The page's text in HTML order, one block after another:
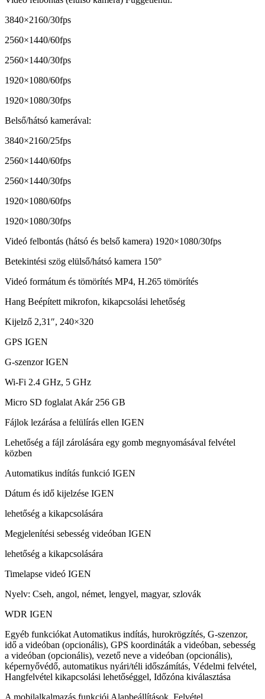
3840×2160/30fps
2560×1440/60fps
2560×1440/30fps
1920×1080/60fps
1920×1080/30fps
Belső/hátsó kamerával:
3840×2160/25fps
2560×1440/60fps
2560×1440/30fps
1920×1080/60fps
1920×1080/30fps
Videó felbontás (hátsó és belső kamera) 1920×1080/30fps
Betekintési szög elülső/hátsó kamera 150°
Videó formátum és tömörítés MP4, H.265 tömörítés
Hang Beépített mikrofon, kikapcsolási lehetőség
Kijelző 2,31″, 240×320
GPS IGEN
G-szenzor IGEN
Wi-Fi 2.4 GHz, 5 GHz
Micro SD foglalat Akár 256 GB
Fájlok lezárása a felülírás ellen IGEN
Lehetőség a fájl zárolására egy gomb megnyomásával felvétel
közben
Automatikus indítás funkció IGEN
Dátum és idő kijelzése IGEN
lehetőség a kikapcsolására
Megjelenítési sebesség videóban IGEN
lehetőség a kikapcsolására
Timelapse videó IGEN
Nyelv: Cseh, angol, német, lengyel, magyar, szlovák
WDR IGEN
Egyéb funkciókat Automatikus indítás, hurokrögzítés, G-szenzor,
idő a videóban (opcionális), GPS koordináták a videóban, sebesség
a videóban (opcionális), vezető neve a videóban (opcionális),
képernyővédő, automatikus nyári/téli időszámítás, Védelmi felvétel,
Hangfelvétel kikapcsolási lehetőséggel, Időzóna kiválasztása
A mobilalkalmazás funkciói Alapbeállítások, Felvétel